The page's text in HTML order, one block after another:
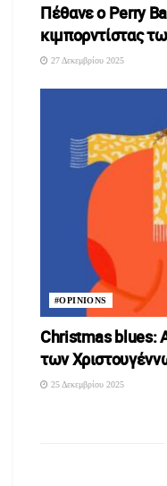
Πέθανε ο Perry
κιμπορντίστας
27 Δεκεμβρίου 2025
#OPINIONS
Christmas blues:
των
25 Δεκεμβρίου 2025